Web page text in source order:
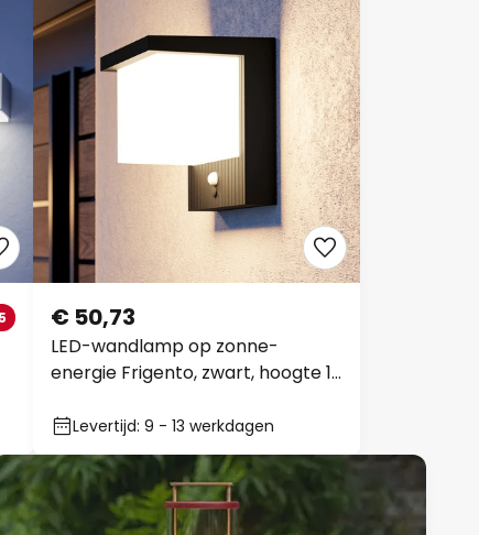
LED-wandlamp op zonne-
energie Frigento, zwart, hoogte
15 cm, sensor
€ 50,73